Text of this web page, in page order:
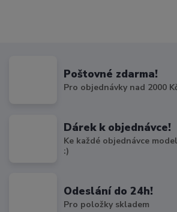
Poštovné zdarma!
Pro objednávky nad 2000
Dárek k objednávce!
Ke každé objednávce
:)
Odeslání do 24h!
Pro položky skladem